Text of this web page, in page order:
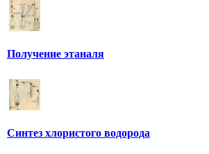
Получение этаналя
Синтез хлористого водорода